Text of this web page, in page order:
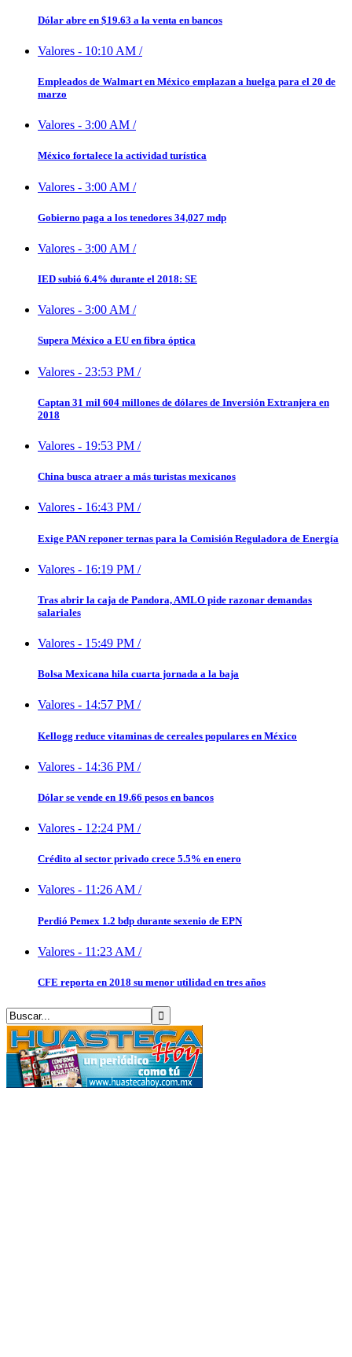
Dólar abre en $19.63 a la venta en bancos
Valores - 10:10 AM /
Empleados de Walmart en México emplazan a huelga para el 20 de
marzo
Valores - 3:00 AM /
México fortalece la actividad turística
Valores - 3:00 AM /
Gobierno paga a los tenedores 34,027 mdp
Valores - 3:00 AM /
IED subió 6.4% durante el 2018: SE
Valores - 3:00 AM /
Supera México a EU en fibra óptica
Valores - 23:53 PM /
Captan 31 mil 604 millones de dólares de Inversión Extranjera en
2018
Valores - 19:53 PM /
China busca atraer a más turistas mexicanos
Valores - 16:43 PM /
Exige PAN reponer ternas para la Comisión Reguladora de Energía
Valores - 16:19 PM /
Tras abrir la caja de Pandora, AMLO pide razonar demandas
salariales
Valores - 15:49 PM /
Bolsa Mexicana hila cuarta jornada a la baja
Valores - 14:57 PM /
Kellogg reduce vitaminas de cereales populares en México
Valores - 14:36 PM /
Dólar se vende en 19.66 pesos en bancos
Valores - 12:24 PM /
Crédito al sector privado crece 5.5% en enero
Valores - 11:26 AM /
Perdió Pemex 1.2 bdp durante sexenio de EPN
Valores - 11:23 AM /
CFE reporta en 2018 su menor utilidad en tres años